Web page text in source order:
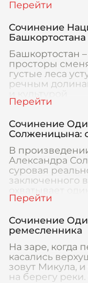
Сочинение
Башкортостана
Башкортостан
просторы
густые леса
речным
Сочинение
Солженицына:
В
Александра
суровая
заключенного
Сочинение
ремесленника
На заре, когда
касались
зовут Микула,
на берегу